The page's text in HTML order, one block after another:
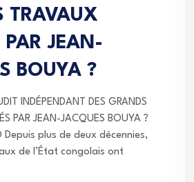
TRAVAUX
PAR JEAN-
BOUYA ?
INDÉPENDANT DES GRANDS
PAR JEAN-JACQUES BOUYA ?
Depuis plus de deux décennies,
de l’État congolais ont